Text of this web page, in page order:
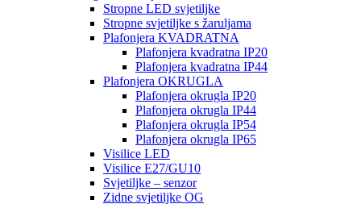
Stropne LED svjetiljke
Stropne svjetiljke s žaruljama
Plafonjera KVADRATNA
Plafonjera kvadratna IP20
Plafonjera kvadratna IP44
Plafonjera OKRUGLA
Plafonjera okrugla IP20
Plafonjera okrugla IP44
Plafonjera okrugla IP54
Plafonjera okrugla IP65
Visilice LED
Visilice E27/GU10
Svjetiljke – senzor
Zidne svjetiljke OG